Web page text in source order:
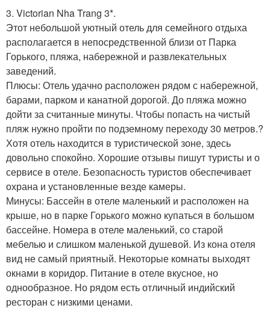
3. Victorian Nha Trang 3*.
Этот небольшой уютный отель для семейного отдыха
располагается в непосредственной близи от Парка
Горького, пляжа, набережной и развлекательных
заведений.
Плюсы: Отель удачно расположен рядом с набережной,
барами, парком и канатной дорогой. До пляжа можно
дойти за считанные минуты. Чтобы попасть на чистый
пляж нужно пройти по подземному переходу 30 метров.?
Хотя отель находится в туристической зоне, здесь
довольно спокойно. Хорошие отзывы пишут туристы и о
сервисе в отеле. Безопасность туристов обеспечивает
охрана и установленные везде камеры.
Минусы: Бассейн в отеле маленький и расположен на
крыше, но в парке Горького можно купаться в большом
бассейне. Номера в отеле маленький, со старой
мебелью и слишком маленькой душевой. Из кона отеля
вид не самый приятный. Некоторые комнаты выходят
окнами в коридор. Питание в отеле вкусное, но
однообразное. Но рядом есть отличный индийский
ресторан с низкими ценами.